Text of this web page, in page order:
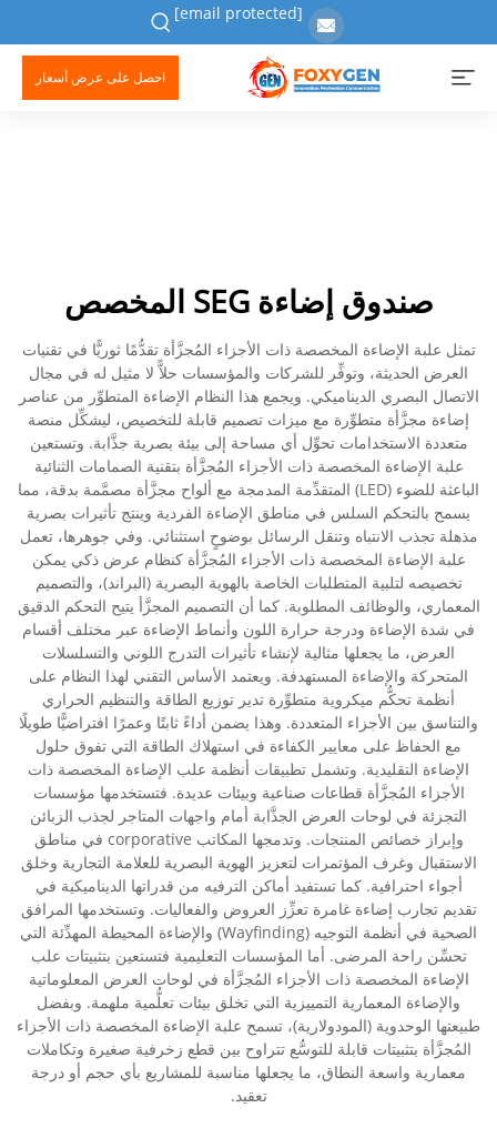
[email protected]
احصل على عرض أسعار
صندوق إضاءة SEG المخصص
تمثل علبة الإضاءة المخصصة ذات الأجزاء المُجزَّأة تقدُّمًا ثوريًّا في تقنيات
العرض الحديثة، وتوفِّر للشركات والمؤسسات حلاًّ لا مثيل له في مجال
الاتصال البصري الديناميكي. ويجمع هذا النظام الإضاءة المتطوِّر من عناصر
إضاءة مجزَّأة متطوِّرة مع ميزات تصميم قابلة للتخصيص، ليشكِّل منصة
متعددة الاستخدامات تحوِّل أي مساحة إلى بيئة بصرية جذَّابة. وتستعين
علبة الإضاءة المخصصة ذات الأجزاء المُجزَّأة بتقنية الصمامات الثنائية
الباعثة للضوء (LED) المتقدِّمة المدمجة مع ألواح مجزَّأة مصمَّمة بدقة، مما
يسمح بالتحكم السلس في مناطق الإضاءة الفردية وينتج تأثيرات بصرية
مذهلة تجذب الانتباه وتنقل الرسائل بوضوحٍ استثنائي. وفي جوهرها، تعمل
علبة الإضاءة المخصصة ذات الأجزاء المُجزَّأة كنظام عرض ذكي يمكن
تخصيصه لتلبية المتطلبات الخاصة بالهوية البصرية (البراند)، والتصميم
المعماري، والوظائف المطلوبة. كما أن التصميم المجزَّأ يتيح التحكم الدقيق
في شدة الإضاءة ودرجة حرارة اللون وأنماط الإضاءة عبر مختلف أقسام
العرض، ما يجعلها مثالية لإنشاء تأثيرات التدرج اللوني والتسلسلات
المتحركة والإضاءة المستهدفة. ويعتمد الأساس التقني لهذا النظام على
أنظمة تحكُّم ميكروية متطوِّرة تدير توزيع الطاقة والتنظيم الحراري
والتناسق بين الأجزاء المتعددة. وهذا يضمن أداءً ثابتًا وعمرًا افتراضيًّا طويلًا
مع الحفاظ على معايير الكفاءة في استهلاك الطاقة التي تفوق حلول
الإضاءة التقليدية. وتشمل تطبيقات أنظمة علب الإضاءة المخصصة ذات
الأجزاء المُجزَّأة قطاعات صناعية وبيئات عديدة. فتستخدمها مؤسسات
التجزئة في لوحات العرض الجذَّابة أمام واجهات المتاجر لجذب الزبائن
وإبراز خصائص المنتجات. وتدمجها المكاتب corporative في مناطق
الاستقبال وغرف المؤتمرات لتعزيز الهوية البصرية للعلامة التجارية وخلق
أجواء احترافية. كما تستفيد أماكن الترفيه من قدراتها الديناميكية في
تقديم تجارب إضاءة غامرة تعزِّز العروض والفعاليات. وتستخدمها المرافق
الصحية في أنظمة التوجيه (Wayfinding) والإضاءة المحيطة المهدِّئة التي
تحسِّن راحة المرضى. أما المؤسسات التعليمية فتستعين بتثبيتات علب
الإضاءة المخصصة ذات الأجزاء المُجزَّأة في لوحات العرض المعلوماتية
والإضاءة المعمارية التمييزية التي تخلق بيئات تعلُّمية ملهمة. وبفضل
طبيعتها الوحدوية (المودولارية)، تسمح علبة الإضاءة المخصصة ذات الأجزاء
المُجزَّأة بتثبيتات قابلة للتوسُّع تتراوح بين قطع زخرفية صغيرة وتكاملات
معمارية واسعة النطاق، ما يجعلها مناسبة للمشاريع بأي حجم أو درجة
تعقيد.